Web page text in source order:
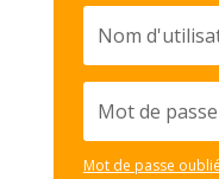
Mot de passe